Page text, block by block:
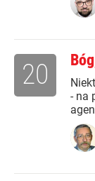
- na
20